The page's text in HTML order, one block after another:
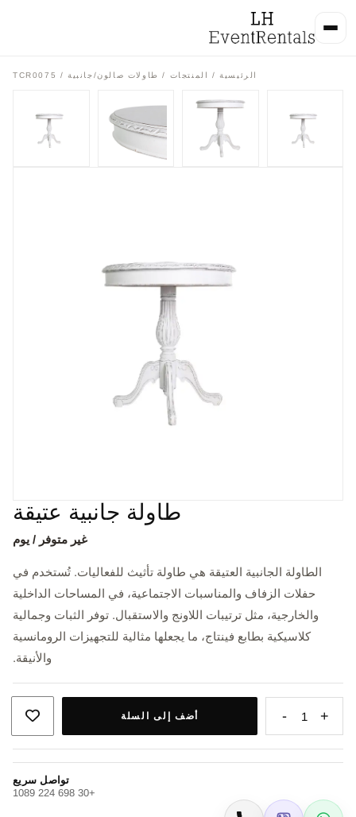
الرئيسية/ المنتجات / طاولات صالون/جانبية/ TCR0075
طاولة جانبية عتيقة
غير متوفر / يوم
الطاولة الجانبية العتيقة هي طاولة تأثيث للفعاليات. تُستخدم في
حفلات الزفاف والمناسبات الاجتماعية، في المساحات الداخلية
والخارجية، مثل ترتيبات اللاونج والاستقبال. توفر الثبات وجمالية
كلاسيكية بطابع فينتاج، ما يجعلها مثالية للتجهيزات الرومانسية
والأنيقة.
+
1
- أضف إلى السلة
تواصل سريع
+30 698 224 1089